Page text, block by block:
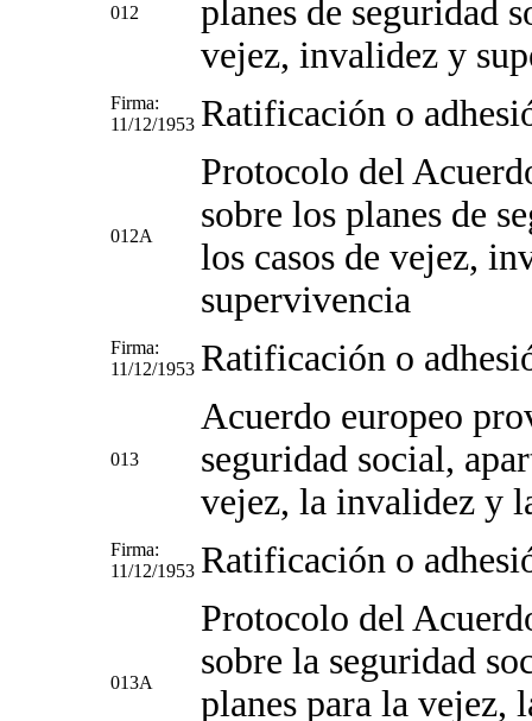
012
planes de seguridad
vejez, invalidez y
Firma:
11/12/1953 Ratificación o
012A
Protocolo del
sobre los planes de
los casos de vejez,
supervivencia
Firma:
11/12/1953 Ratificación o
013
Acuerdo europeo
seguridad social,
vejez, la invalidez y
Firma:
11/12/1953 Ratificación o
013A
Protocolo del
sobre la seguridad
planes para la vejez,